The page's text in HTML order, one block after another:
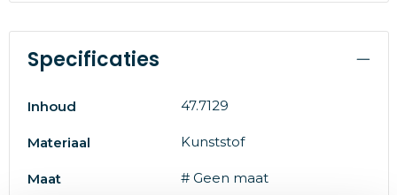
Specificaties
Inhoud 47.7129
Materiaal Kunststof
Maat # Geen maat